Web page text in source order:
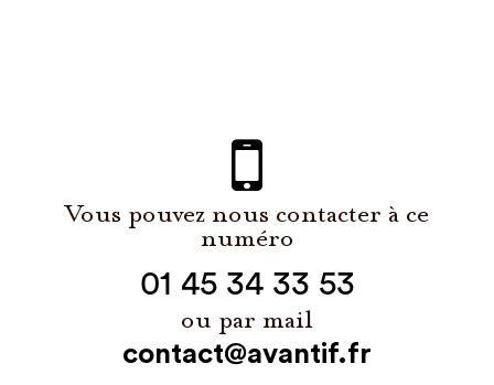
Vous pouvez nous contacter à ce
numéro
01 45 34 33 53
ou par mail
contact@avantif.fr